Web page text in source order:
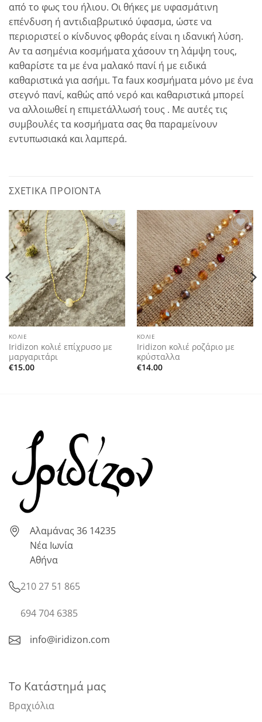
από το φως του ήλιου. Οι θήκες με υφασμάτινη
επένδυση ή αντιδιαβρωτικό ύφασμα, ώστε να
περιοριστεί ο κίνδυνος φθοράς είναι η ιδανική λύση.
Αν τα ασημένια κοσμήματα χάσουν τη λάμψη τους,
καθαρίστε τα με ένα μαλακό πανί ή με ειδικά
καθαριστικά για ασήμι. Τα faux κοσμήματα μόνο με ένα
στεγνό πανί, καθώς από νερό και καθαριστικά μπορεί
να αλλοιωθεί η επιμετάλλωσή τους . Με αυτές τις
συμβουλές τα κοσμήματα σας θα παραμείνουν
εντυπωσιακά και λαμπερά.
ΣΧΕΤΙΚΆ ΠΡΟΪΌΝΤΑ
Add to
wishlist
ΚΟΛΙΈ
Iridizon κολιέ επίχρυσο με
μαργαριτάρι
€15.00
Add to
wishlist
ΚΟΛΙΈ
Iridizon κολιέ ροζάριο με
κρύσταλλα
€14.00
Αλαμάνας 36 14235
Νέα Ιωνία
Αθήνα
210 27 51 865
694 704 6385
info@iridizon.com
Το Κατάστημά μας
Βραχιόλια